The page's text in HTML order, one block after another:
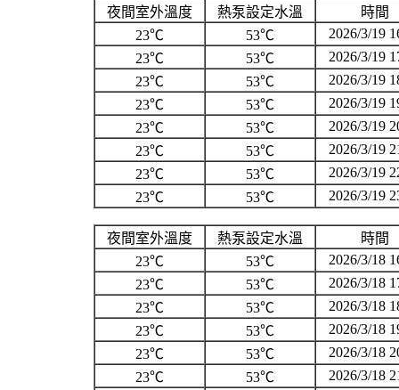
夜間室外溫度 熱泵設定水溫
時間
23℃
53℃
2026/3/19
23℃
53℃
2026/3/19
23℃
53℃
2026/3/19
23℃
53℃
2026/3/19
23℃
53℃
2026/3/19
23℃
53℃
2026/3/19
23℃
53℃
2026/3/19
23℃
53℃ 2026/3/19
夜間室外溫度 熱泵設定水溫
時間
23℃
53℃
2026/3/18
23℃
53℃
2026/3/18
23℃
53℃
2026/3/18
23℃
53℃
2026/3/18
23℃
53℃
2026/3/18
23℃
53℃ 2026/3/18